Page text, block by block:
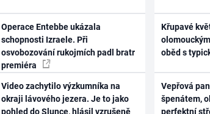
Operace Entebbe ukázala
schopnosti Izraele. Při
osvobozování rukojmích padl bratr
premiéra
Video zachytilo výzkumníka na
okraji lávového jezera. Je to jako
pohled do Slunce, hlásil vzrušeně
Křupavé
oběd s
Vepřová
špenátem,
perfektní